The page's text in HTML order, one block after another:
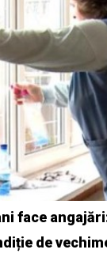
face
de